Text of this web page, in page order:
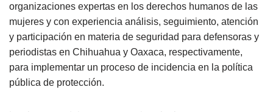
organizaciones expertas en los derechos humanos de las
mujeres y con experiencia análisis, seguimiento, atención
y participación en materia de seguridad para defensoras y
periodistas en Chihuahua y Oaxaca, respectivamente,
para implementar un proceso de incidencia en la política
pública de protección.